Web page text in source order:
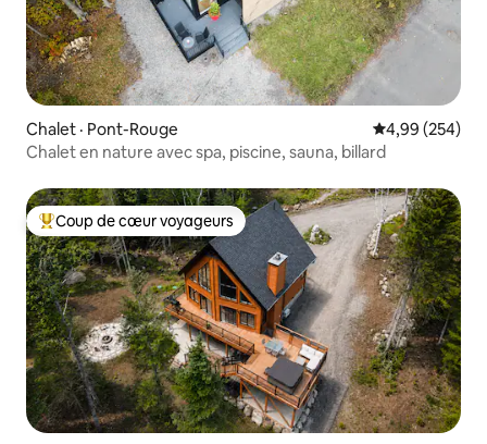
Chalet · Pont-Rouge Note
4,99 (254)
Chalet en nature avec spa, piscine, sauna, billard
Coup de cœur voyageurs parmi les plus aimés
Coup de cœur voyageurs